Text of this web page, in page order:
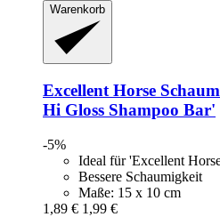
Warenkorb
Excellent Horse
Hi Gloss Shampoo Bar'
-5%
Ideal für 'Excellent
Bessere Schaumigkeit
Maße: 15 x 10 cm
1,89 € 1,99 €